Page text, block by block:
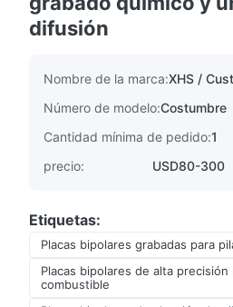
difusión
Nombre de la marca:XHS /
Número de modelo:Costumbre
Cantidad mínima de pedido:1
precio:
USD80-300
Etiquetas:
Placas bipolares grabadas para
Placas bipolares de alta precisión
combustible